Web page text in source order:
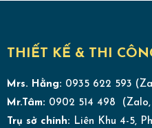
THIẾT KẾ & THI
Mrs. Hằng: 0935 622 593
Mr.Tâm: 0902 514 498
Trụ sở chính: Liên Khu 4-5,